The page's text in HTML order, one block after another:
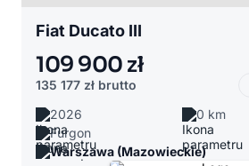
Fiat Ducato III
109 900 zł
135 177 zł brutto
2026
0 km
Furgon
Warszawa (Mazowieckie)